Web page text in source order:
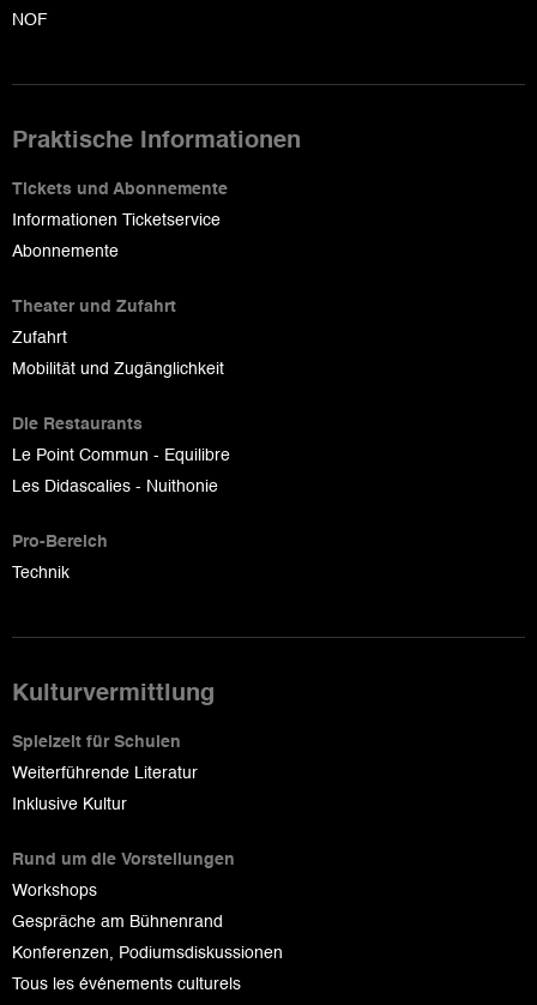
NOF
Praktische Informationen
Tickets und Abonnemente
Informationen Ticketservice
Abonnemente
Theater und Zufahrt
Zufahrt
Mobilität und Zugänglichkeit
Die Restaurants
Le Point Commun - Equilibre
Les Didascalies - Nuithonie
Pro-Bereich
Technik
Kulturvermittlung
Spielzeit für Schulen
Weiterführende Literatur
Inklusive Kultur
Rund um die Vorstellungen
Workshops
Gespräche am Bühnenrand
Konferenzen, Podiumsdiskussionen
Tous les événements culturels